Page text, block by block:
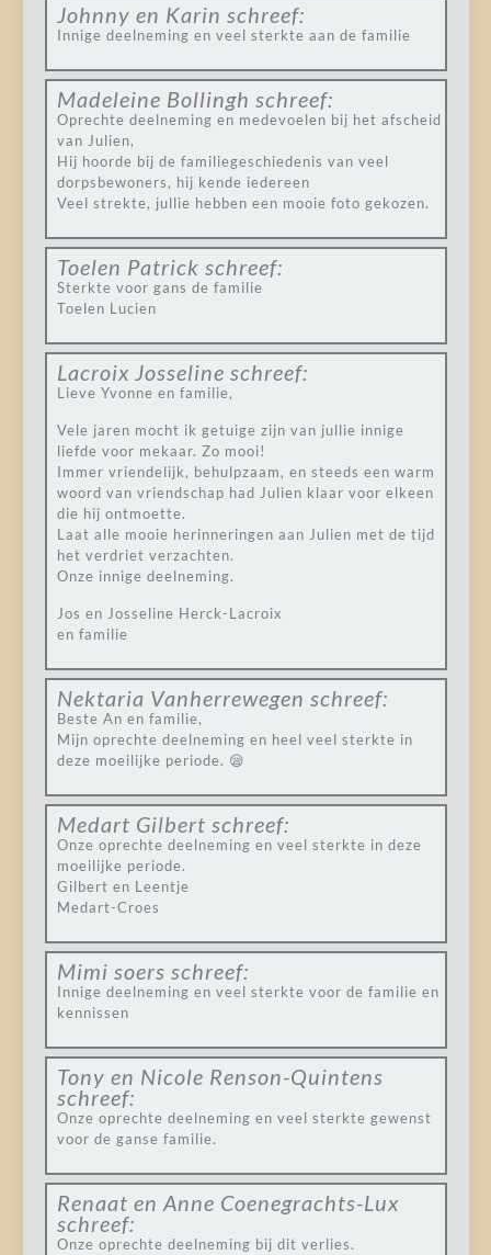
Johnny en Karin schreef:
Innige deelneming en veel sterkte aan de familie
Madeleine Bollingh schreef:
Oprechte deelneming en medevoelen bij het afscheid
van Julien,
Hij hoorde bij de familiegeschiedenis van veel
dorpsbewoners, hij kende iedereen
Veel strekte, jullie hebben een mooie foto gekozen.
Toelen Patrick schreef:
Sterkte voor gans de familie
Toelen Lucien
Lacroix Josseline schreef:
Lieve Yvonne en familie,
Vele jaren mocht ik getuige zijn van jullie innige
liefde voor mekaar. Zo mooi!
Immer vriendelijk, behulpzaam, en steeds een warm
woord van vriendschap had Julien klaar voor elkeen
die hij ontmoette.
Laat alle mooie herinneringen aan Julien met de tijd
het verdriet verzachten.
Onze innige deelneming.
Jos en Josseline Herck-Lacroix
en familie
Nektaria Vanherrewegen schreef:
Beste An en familie,
Mijn oprechte deelneming en heel veel sterkte in
deze moeilijke periode. 😪
Medart Gilbert schreef:
Onze oprechte deelneming en veel sterkte in deze
moeilijke periode.
Gilbert en Leentje
Medart-Croes
Mimi soers schreef:
Innige deelneming en veel sterkte voor de familie en
kennissen
Tony en Nicole Renson-Quintens
schreef:
Onze oprechte deelneming en veel sterkte gewenst
voor de ganse familie.
Renaat en Anne Coenegrachts-Lux
schreef:
Onze oprechte deelneming bij dit verlies.